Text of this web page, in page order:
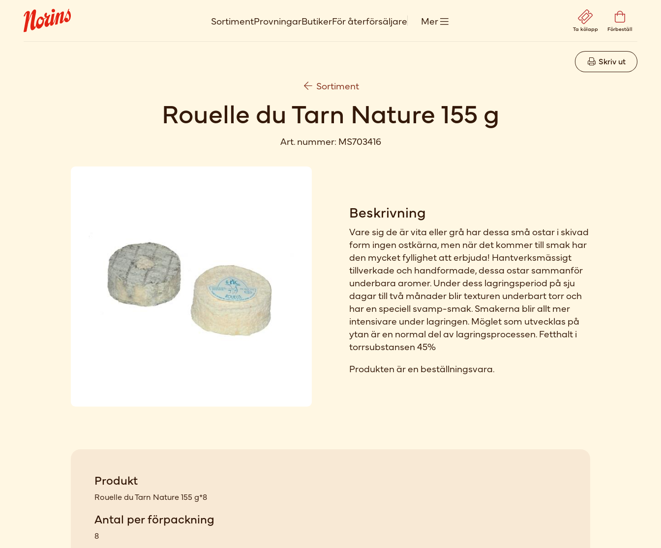
SortimentProvningarButikerFör återförsäljare Mer
Ta kölapp Förbeställ
Skriv ut
Sortiment
Rouelle du Tarn Nature 155 g
Art. nummer: MS703416
Beskrivning
Vare sig de är vita eller grå har dessa små ostar i skivad
form ingen ostkärna, men när det kommer till smak har
den mycket fyllighet att erbjuda! Hantverksmässigt
tillverkade och handformade, dessa ostar sammanför
underbara aromer. Under dess lagringsperiod på sju
dagar till två månader blir texturen underbart torr och
har en speciell svamp-smak. Smakerna blir allt mer
intensivare under lagringen. Möglet som utvecklas på
ytan är en normal del av lagringsprocessen. Fetthalt i
torrsubstansen 45%
Produkten är en beställningsvara.
Produkt
Rouelle du Tarn Nature 155 g*8
Antal per förpackning
8